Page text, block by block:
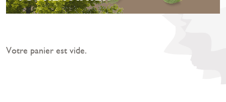
Votre panier est vide.